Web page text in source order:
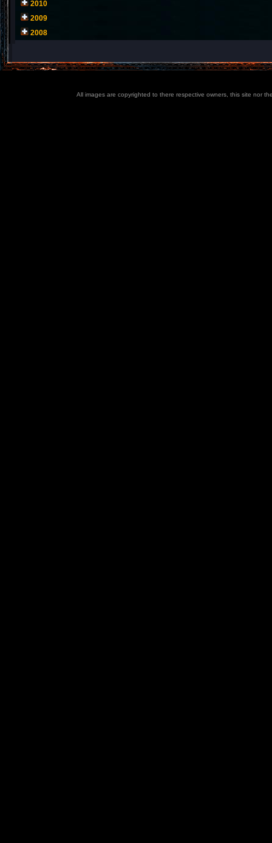
2010
2009
2008
All images are copyrighted to there respective owners, this site nor